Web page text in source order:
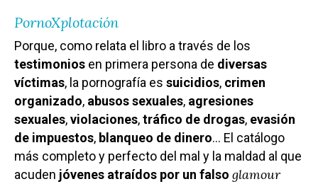
PornoXplotación
Porque, como relata el libro a través de los
testimonios en primera persona de diversas
víctimas, la pornografía es suicidios, crimen
organizado, abusos sexuales, agresiones
sexuales,violaciones,tráfico de drogas, evasión
de impuestos, blanqueo de dinero… El catálogo
más completo y perfecto del mal y la maldad al que
acuden jóvenes atraídos por un falso glamour